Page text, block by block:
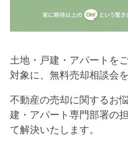
土地・戸建・アパートを
対象に、無料売却相談会
不動産の売却に関するお
建・アパート専門部署の
て解決いたします。